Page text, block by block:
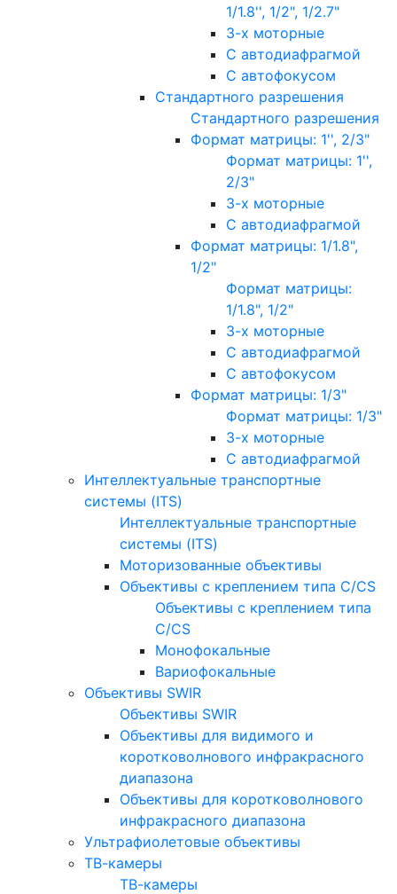
1/1.8'', 1/2", 1/2.7"
3-х моторные
С автодиафрагмой
С автофокусом
Стандартного разрешения
Стандартного разрешения
Формат матрицы: 1'', 2/3"
Формат матрицы: 1'',
2/3"
3-х моторные
С автодиафрагмой
Формат матрицы: 1/1.8",
1/2"
Формат матрицы:
1/1.8", 1/2"
3-х моторные
С автодиафрагмой
С автофокусом
Формат матрицы: 1/3"
Формат матрицы: 1/3"
3-х моторные
С автодиафрагмой
Интеллектуальные транспортные
системы (ITS)
Интеллектуальные транспортные
системы (ITS)
Моторизованные объективы
Объективы с креплением типа C/CS
Объективы с креплением типа
C/CS
Монофокальные
Вариофокальные
Объективы SWIR
Объективы SWIR
Объективы для видимого и
коротковолнового инфракрасного
диапазона
Объективы для коротковолнового
инфракрасного диапазона
Ультрафиолетовые объективы
ТВ-камеры
ТВ-камеры